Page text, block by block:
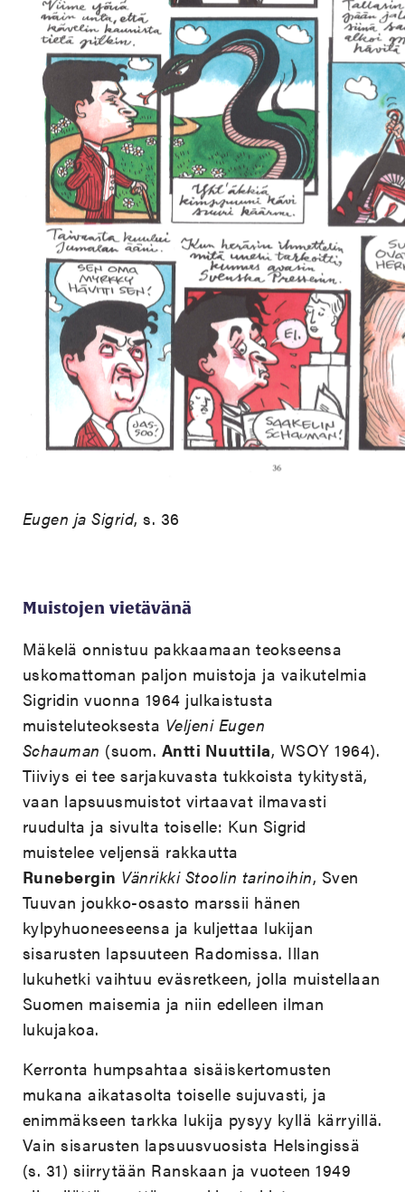
Eugen ja Sigrid, s. 36
Muistojen vietävänä
Mäkelä onnistuu pakkaamaan teokseensa
uskomattoman paljon muistoja ja vaikutelmia
Sigridin vuonna 1964 julkaistusta
muisteluteoksesta Veljeni Eugen
Schauman (suom. Antti Nuuttila, WSOY 1964).
Tiiviys ei tee sarjakuvasta tukkoista tykitystä,
vaan lapsuusmuistot virtaavat ilmavasti
ruudulta ja sivulta toiselle: Kun Sigrid
muistelee veljensä rakkautta
Runebergin Vänrikki Stoolin tarinoihin, Sven
Tuuvan joukko-osasto marssii hänen
kylpyhuoneeseensa ja kuljettaa lukijan
sisarusten lapsuuteen Radomissa. Illan
lukuhetki vaihtuu eväsretkeen, jolla muistellaan
Suomen maisemia ja niin edelleen ilman
lukujakoa.
Kerronta humpsahtaa sisäiskertomusten
mukana aikatasolta toiselle sujuvasti, ja
enimmäkseen tarkka lukija pysyy kyllä kärryillä.
Vain sisarusten lapsuusvuosista Helsingissä
(s. 31) siirrytään Ranskaan ja vuoteen 1949